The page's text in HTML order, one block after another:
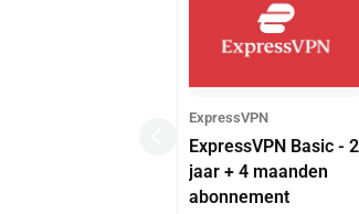
ExpressVPN
ExpressVPN Basic - 2
jaar + 4 maanden
abonnement